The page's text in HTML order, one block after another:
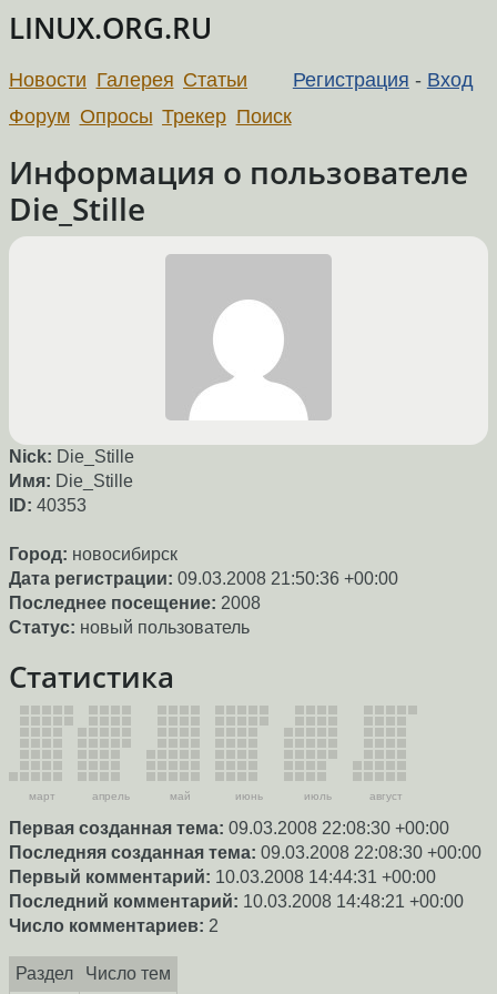
LINUX.ORG.RU
Регистрация - Вход
Новости Галерея Статьи
Форум Опросы Трекер Поиск
Информация о пользователе
Die_Stille
Nick: Die_Stille
Имя: Die_Stille
ID: 40353
Город: новосибирск
Дата регистрации: 09.03.2008 21:50:36 +00:00
Последнее посещение: 2008
Статус: новый пользователь
Статистика
март апрель май июнь июль август
Первая созданная тема: 09.03.2008 22:08:30 +00:00
Последняя созданная тема: 09.03.2008 22:08:30 +00:00
Первый комментарий: 10.03.2008 14:44:31 +00:00
Последний комментарий: 10.03.2008 14:48:21 +00:00
Число комментариев: 2
Раздел Число тем